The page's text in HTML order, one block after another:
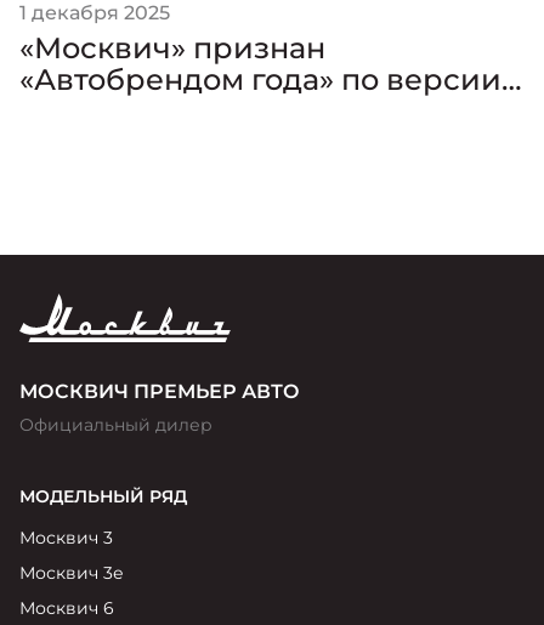
1 декабря 2025
«Москвич» признан
«Автобрендом года» по версии
МОСКВИЧ ПРЕМЬЕР АВТО
Официальный дилер
МОДЕЛЬНЫЙ РЯД
Москвич 3
Москвич 3е
Москвич 6